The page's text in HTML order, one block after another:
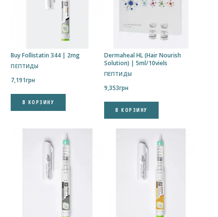
Buy Follistatin 344 | 2mg
ПЕПТИДЫ
7,191грн
В КОРЗИНУ
Dermaheal HL (Hair Nourish
Solution) | 5ml/10viels
ПЕПТИДЫ
9,353грн
В КОРЗИНУ